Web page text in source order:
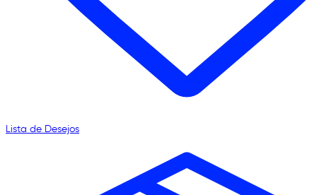
Lista de Desejos